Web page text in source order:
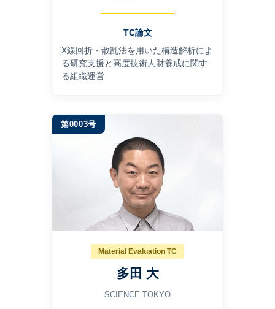
TC論文
X線回折・散乱法を用いた構造解析によ
る研究支援と高度技術人財養成に関す
る組織運営
第0003号
Material Evaluation TC
多田 大
SCIENCE TOKYO